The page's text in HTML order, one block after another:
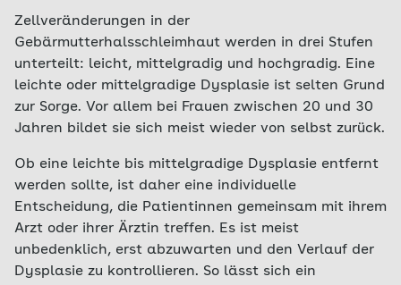
Zellveränderungen in der
Gebärmutterhalsschleimhaut werden in drei Stufen
unterteilt: leicht, mittelgradig und hochgradig. Eine
leichte oder mittelgradige Dysplasie ist selten Grund
zur Sorge. Vor allem bei Frauen zwischen 20 und 30
Jahren bildet sie sich meist wieder von selbst zurück.
Ob eine leichte bis mittelgradige Dysplasie entfernt
werden sollte, ist daher eine individuelle
Entscheidung, die Patientinnen gemeinsam mit ihrem
Arzt oder ihrer Ärztin treffen. Es ist meist
unbedenklich, erst abzuwarten und den Verlauf der
Dysplasie zu kontrollieren. So lässt sich ein